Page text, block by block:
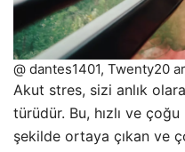
@ dantes1401, Twenty20
Akut stres, sizi anlık
türüdür. Bu, hızlı ve
şekilde ortaya çıkan ve